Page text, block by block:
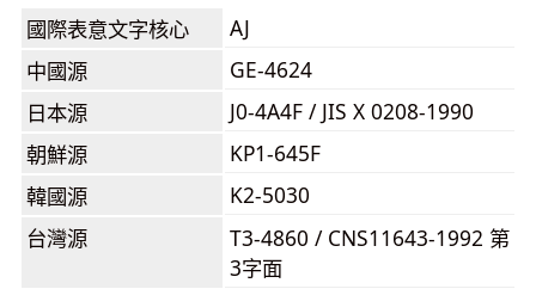
國際表意文字核心
AJ
中國源
GE-4624
日本源
J0-4A4F / JIS X 0208-1990
朝鮮源
KP1-645F
韓國源
K2-5030
台灣源
T3-4860 / CNS11643-1992 第
3字面